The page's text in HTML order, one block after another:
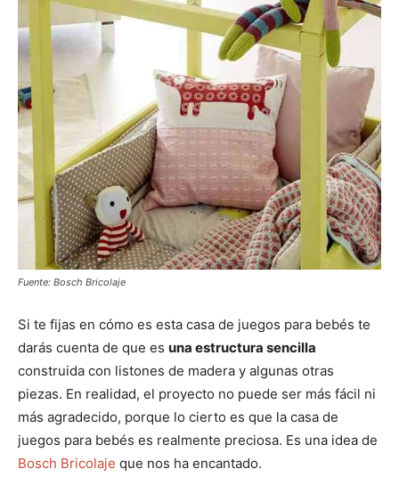
Fuente: Bosch Bricolaje
Si te fijas en cómo es esta casa de juegos para bebés te
darás cuenta de que es una estructura sencilla
construida con listones de madera y algunas otras
piezas. En realidad, el proyecto no puede ser más fácil ni
más agradecido, porque lo cierto es que la casa de
juegos para bebés es realmente preciosa. Es una idea de
Bosch Bricolaje que nos ha encantado.